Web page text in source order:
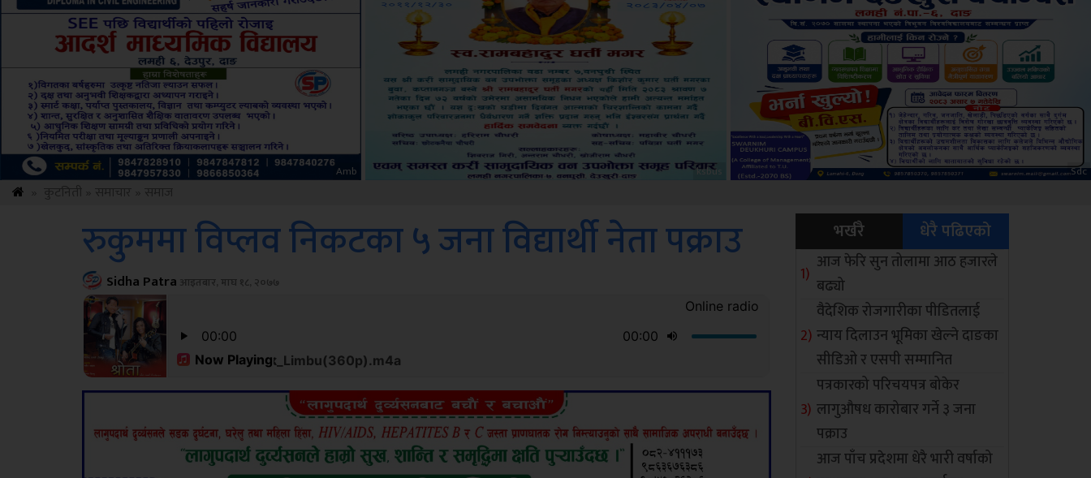
ksbus Sdc Amb
रुकुममा विप्लव निकटका ५ जना विद्यार्थी नेता पक्राउ
Sidha Patra आइतबार, माघ १८, २०७७
भर्खरै धेरै पढिएको
आज फेरि सुन तोलामा आठ हजारले
बढ्यो
वैदेशिक रोजगारीका पीडितलाई
न्याय दिलाउन भूमिका खेल्ने दाङका
सीडिओ र एसपी सम्मानित
पत्रकारको परिचयपत्र बोकेर
लागुऔषध कारोबार गर्ने ३ जना
पक्राउ
आज पाँच प्रदेशमा धेरै भारी वर्षाको